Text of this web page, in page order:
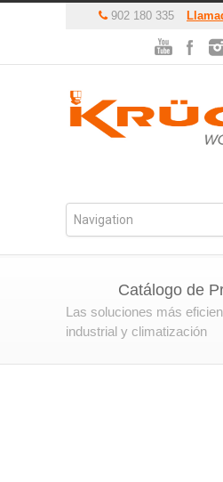
902 180 335
Catálogo de
Las soluciones más
industrial y climatización